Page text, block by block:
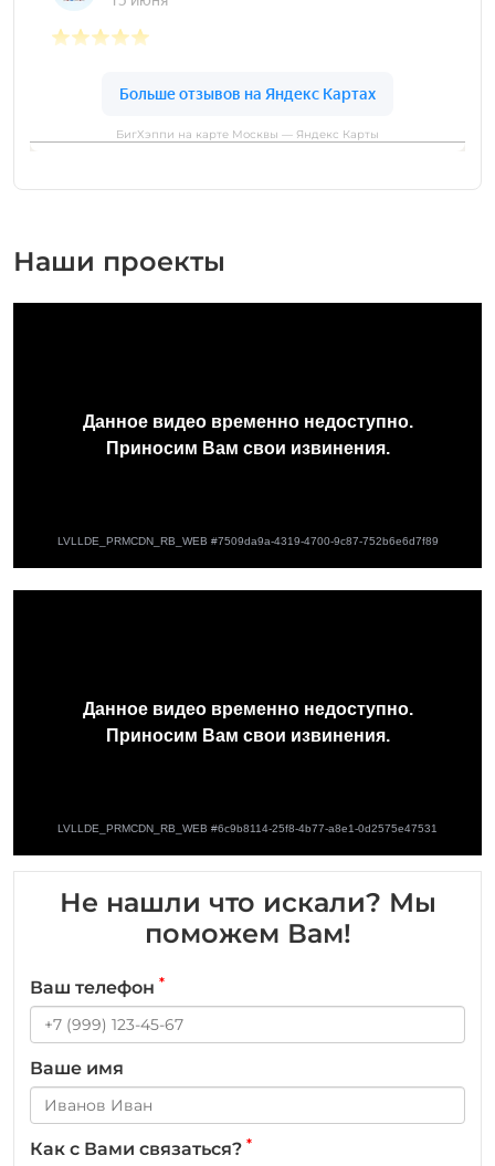
БигХэппи на карте Москвы — Яндекс Карты
Наши проекты
Не нашли что искали? Мы
поможем Вам!
Ваш телефон *
Ваше имя
Как с Вами связаться? *